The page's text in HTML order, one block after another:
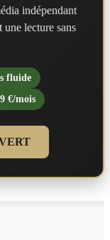
indépendant
lecture sans
fluide
€/mois